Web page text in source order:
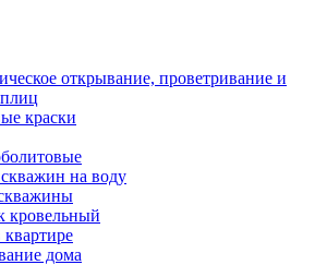
открывание, проветривание и
краски
на воду
кровельный
дома